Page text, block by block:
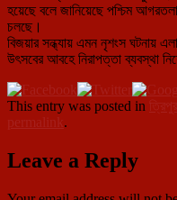
হয়েছে বলে জানিয়েছে পশ্চিম
চলছে।
বিজয়ার সন্ধ্যায় এমন নৃশংস ঘটনায়
উৎসবের আবহে নিরাপত্তা ব্যবস্থা
This entry was posted in
permalink.
Leave a Reply